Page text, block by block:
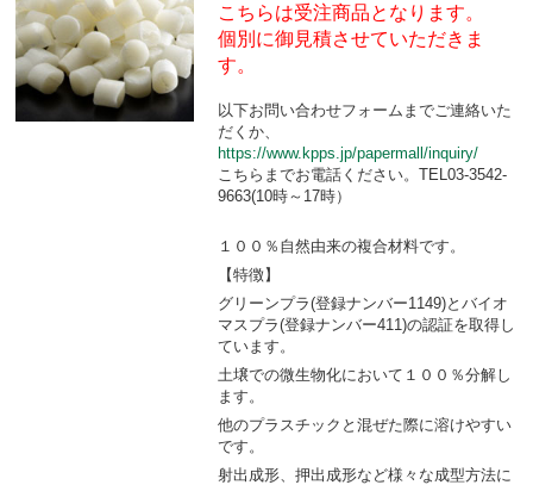
こちらは受注商品となります。
個別に御見積させていただきま
す。
以下お問い合わせフォームまでご連絡いた
だくか、
https://www.kpps.jp/papermall/inquiry/
こちらまでお電話ください。TEL03-3542-
9663(10時～17時）
１００％自然由来の複合材料です。
【特徴】
グリーンプラ(登録ナンバー1149)とバイオ
マスプラ(登録ナンバー411)の認証を取得し
ています。
土壌での微生物化において１００％分解し
ます。
他のプラスチックと混ぜた際に溶けやすい
です。
射出成形、押出成形など様々な成型方法に